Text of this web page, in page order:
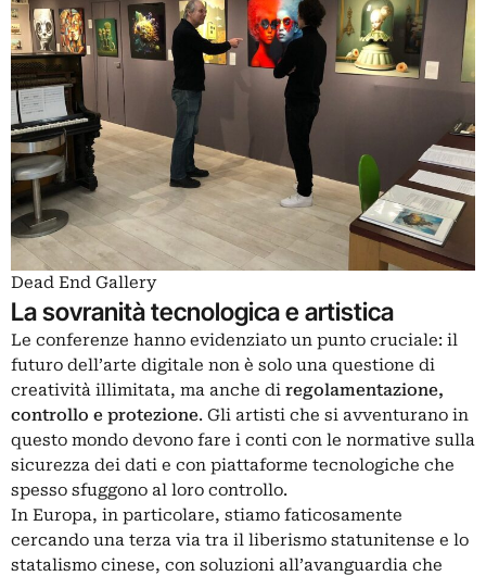
Dead End Gallery
La sovranità tecnologica e artistica
Le conferenze hanno evidenziato un punto cruciale: il
futuro dell’arte digitale non è solo una questione di
creatività illimitata, ma anche di regolamentazione,
controllo e protezione. Gli artisti che si avventurano in
questo mondo devono fare i conti con le normative sulla
sicurezza dei dati e con piattaforme tecnologiche che
spesso sfuggono al loro controllo.
In Europa, in particolare, stiamo faticosamente
cercando una terza via tra il liberismo statunitense e lo
statalismo cinese, con soluzioni all’avanguardia che